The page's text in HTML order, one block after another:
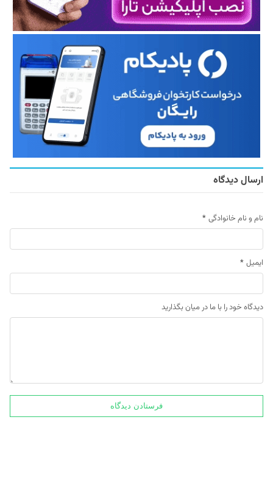
ارسال دیدگاه
نام و نام خانوادگی *
ایمیل *
دیدگاه خود را با ما در میان بگذارید